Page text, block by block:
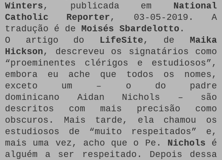
Winters , publicada em National
Catholic Reporter , 03-05-2019. A
tradução é de Moisés Sbardelotto .
O artigo do
LifeSite , de Maika
Hickson , descreveu os signatários como
“proeminentes clérigos e estudiosos”,
embora eu ache que todos os nomes,
exceto um – o do padre
dominicano Aidan Nichols – são
descritos com mais precisão como
obscuros. Mais tarde, ela chamou os
estudiosos de “muito respeitados” e,
mais uma vez, acho que o Pe. Nichols é
alguém a ser respeitado. Depois dessa